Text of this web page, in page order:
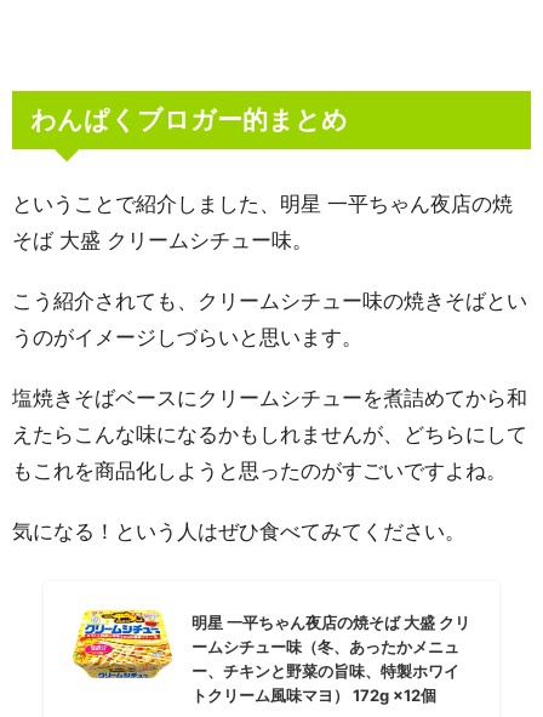
わんぱくブロガー的まとめ
ということで紹介しました、明星 一平ちゃん夜店の焼
そば 大盛 クリームシチュー味。
こう紹介されても、クリームシチュー味の焼きそばとい
うのがイメージしづらいと思います。
塩焼きそばベースにクリームシチューを煮詰めてから和
えたらこんな味になるかもしれませんが、どちらにして
もこれを商品化しようと思ったのがすごいですよね。
気になる！という人はぜひ食べてみてください。
明星 一平ちゃん夜店の焼そば 大盛 クリ
ームシチュー味（冬、あったかメニュ
ー、チキンと野菜の旨味、特製ホワイ
トクリーム風味マヨ） 172g ×12個